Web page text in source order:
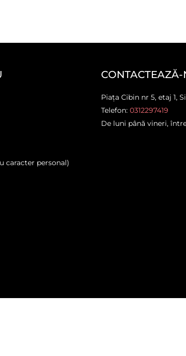
caracter personal)
CONTACTEAZĂ-
Piața Cibin nr 5, etaj 1,
Telefon: 0312297419
De luni până vineri,